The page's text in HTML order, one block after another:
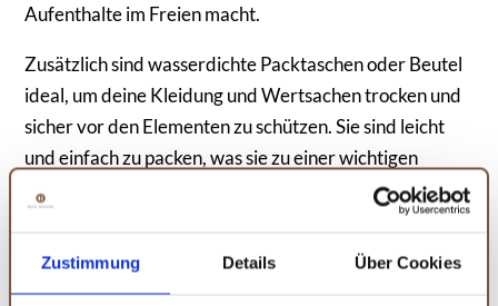
Zustimmung Details Über Cookies
Aufenthalte im Freien macht.
Zusätzlich sind wasserdichte Packtaschen oder Beutel
ideal, um deine Kleidung und Wertsachen trocken und
sicher vor den Elementen zu schützen. Sie sind leicht
und einfach zu packen, was sie zu einer wichtigen
Ergänzung für jede Outdoorausrüstung macht.
AUTDOOR®
Amazon